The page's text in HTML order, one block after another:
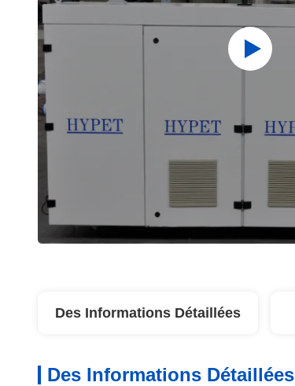
Des Informations Détaillées
Des Informations Détaillées